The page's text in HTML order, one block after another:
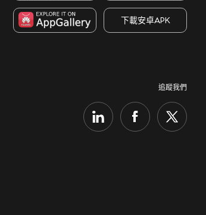
下載安卓APK
追蹤我們